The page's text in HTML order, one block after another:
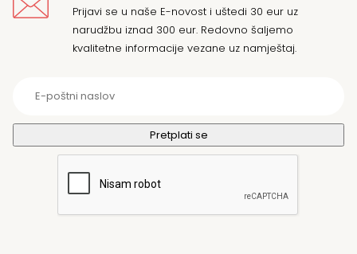
Prijavi se u naše E-novost i uštedi 30 eur uz
narudžbu iznad 300 eur. Redovno šaljemo
kvalitetne informacije vezane uz namještaj.